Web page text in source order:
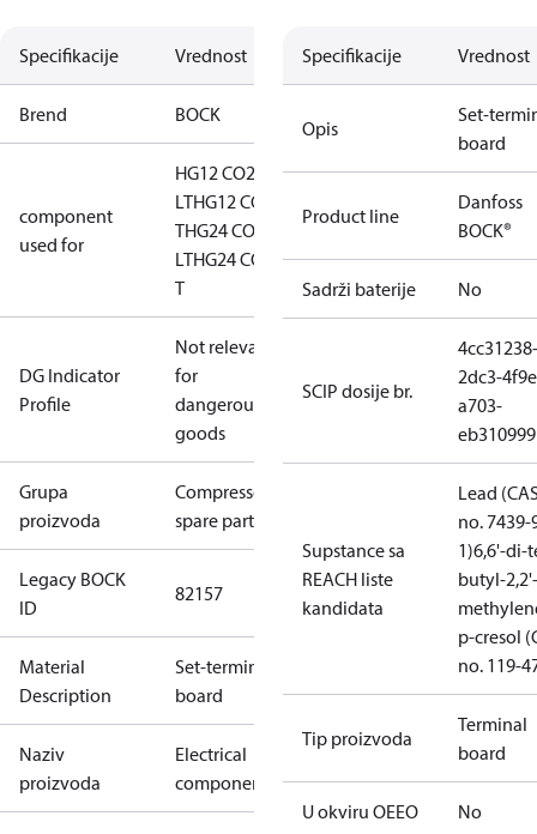
Specifikacije Vrednost
Brend BOCK
component
used for
HG12 CO2
LTHG12 CO2
THG24 CO2
LTHG24 CO2
T
DG Indicator
Profile
Not relevant
for
dangerous
goods
Grupa
proizvoda
Compressors
spare parts
Legacy BOCK
ID
82157
Material
Description
Set-terminal
board
Naziv
proizvoda
Electrical
component
Specifikacije Vrednost
Opis
Set-
board
Product line
Danfoss
BOCK®
Sadrži baterije No
SCIP dosije br.
4cc31238-
2dc3-
a703-
Supstance sa
REACH liste
kandidata
Lead
no. 7439-
1)6,6'-di-
butyl-2,2'-
p-cresol
no. 119-
Tip proizvoda
Terminal
board
U okviru OEEO No